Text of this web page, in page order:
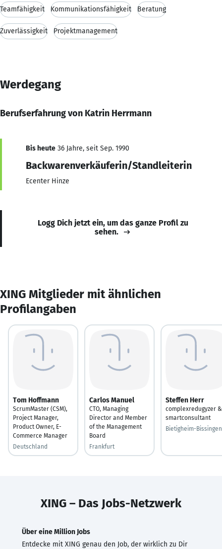
Teamfähigkeit Kommunikationsfähigkeit Beratung
Zuverlässigkeit Projektmanagement
Werdegang
Berufserfahrung von Katrin Herrmann
Bis heute 36 Jahre, seit Sep. 1990
Backwarenverkäuferin/Standleiterin
Ecenter Hinze
Logg Dich jetzt ein, um das ganze Profil zu
sehen.
XING Mitglieder mit ähnlichen
Profilangaben
Tom Hoffmann
ScrumMaster (CSM),
Project Manager,
Product Owner, E-
Commerce Manager
Deutschland
Carlos Manuel
CTO, Managing
Director and Member
of the Management
Board
Frankfurt
Steffen Herr
complexredugyzer &
smartconsultant
Bietigheim-Bissingen
XING – Das Jobs-Netzwerk
Über eine Million Jobs
Entdecke mit XING genau den Job, der wirklich zu Dir